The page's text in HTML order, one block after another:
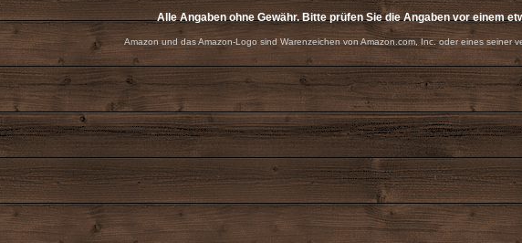
Alle Angaben ohne Gewähr. Bitte prüfen Sie die Angaben vor einem
Amazon und das Amazon-Logo sind Warenzeichen von Amazon.com, Inc. oder eines seiner